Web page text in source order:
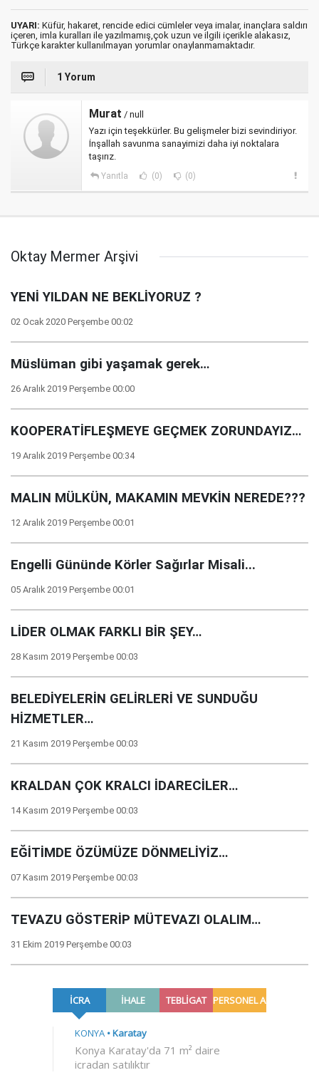
UYARI: Küfür, hakaret, rencide edici cümleler veya imalar, inançlara saldırı
içeren, imla kuralları ile yazılmamış,çok uzun ve ilgili içerikle alakasız,
Türkçe karakter kullanılmayan yorumlar onaylanmamaktadır.
1 Yorum
Murat / null
Yazı için teşekkürler. Bu gelişmeler bizi sevindiriyor.
İnşallah savunma sanayimizi daha iyi noktalara
taşırız.
Yanıtla (0) (0)
Oktay Mermer Arşivi
YENİ YILDAN NE BEKLİYORUZ ?
02 Ocak 2020 Perşembe 00:02
Müslüman gibi yaşamak gerek…
26 Aralık 2019 Perşembe 00:00
KOOPERATİFLEŞMEYE GEÇMEK ZORUNDAYIZ…
19 Aralık 2019 Perşembe 00:34
MALIN MÜLKÜN, MAKAMIN MEVKİN NEREDE???
12 Aralık 2019 Perşembe 00:01
Engelli Gününde Körler Sağırlar Misali...
05 Aralık 2019 Perşembe 00:01
LİDER OLMAK FARKLI BİR ŞEY…
28 Kasım 2019 Perşembe 00:03
BELEDİYELERİN GELİRLERİ VE SUNDUĞU
HİZMETLER…
21 Kasım 2019 Perşembe 00:03
KRALDAN ÇOK KRALCI İDARECİLER…
14 Kasım 2019 Perşembe 00:03
EĞİTİMDE ÖZÜMÜZE DÖNMELİYİZ…
07 Kasım 2019 Perşembe 00:03
TEVAZU GÖSTERİP MÜTEVAZI OLALIM…
31 Ekim 2019 Perşembe 00:03